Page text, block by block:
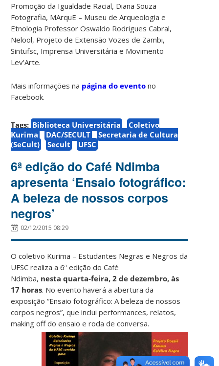
Promoção da Igualdade Racial, Diana Souza
Fotografia, MArquE – Museu de Arqueologia e
Etnologia Professor Oswaldo Rodrigues Cabral,
Nelool, Projeto de Extensão Vozes de Zambi,
Sintufsc, Imprensa Universitária e Movimento
Lev’Arte.
Mais informações na página do evento no
Facebook.
Tags: Biblioteca Universitária
Coletivo
Kurima
DAC/SECULT
Secretaria de Cultura
(SeCult)
Secult UFSC
6ª edição do Café Ndimba
apresenta ‘Ensaio fotográfico:
A beleza de nossos corpos
negros’
02/12/2015 08:29
O coletivo Kurima – Estudantes Negras e Negros da
UFSC realiza a 6ª edição do Café
Ndimba, nesta quarta-feira, 2 de dezembro, às
17 horas. No evento haverá a abertura da
exposição “Ensaio fotográfico: A beleza de nossos
corpos negros”, que inclui performances, relatos,
making off do ensaio e roda de conversa.